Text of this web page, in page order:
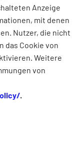
Anzeige
mit denen
Nutzer, die nicht
das Cookie von
Weitere
von
.